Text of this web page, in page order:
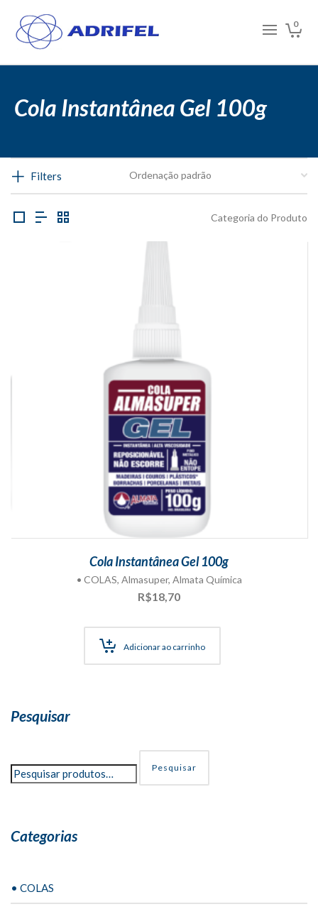
0
Cola Instantânea Gel 100g
Filters
Categoria do Produto
Cola Instantânea Gel 100g
• COLAS, Almasuper, Almata Química
R$18,70
Adicionar ao carrinho
Pesquisar
Pesquisar
Categorias
• COLAS